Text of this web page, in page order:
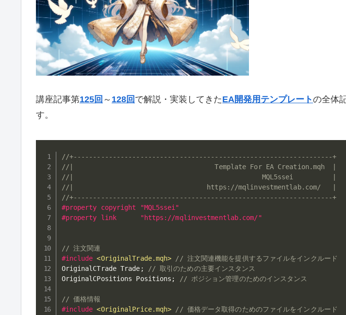
講座記事第125回 ～ 128回 で解説・実装してきたEA開発用テンプレートの全体
す。
//+------------------------------------------------------------------+
//|                                    Template For EA Creation.mqh  |
//|                                                MQL5ssei          |
//|                                  https://mqlinvestmentlab.com/   |
//+------------------------------------------------------------------+
#property copyright "MQL5ssei"
#property link      "https://mqlinvestmentlab.com/"
// 注文関連
#include <OriginalTrade.mqh>
// 注文関連機能を提供するファイルをインクルード
OriginalCTrade Trade ;
// 取引のための主要インスタンス
OriginalCPositions Positions ; // ポジション管理のためのインスタンス
// 価格情報
#include <OriginalPrice.mqh>
// 価格データ取得のためのファイルをインクルード